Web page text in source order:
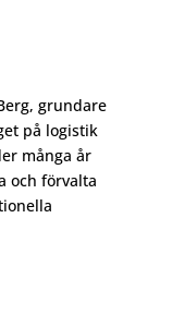
grundare
på logistik
många år
och förvalta